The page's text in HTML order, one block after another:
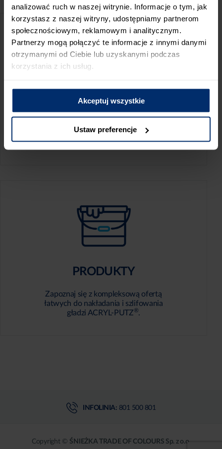
analizować ruch w naszej witrynie. Informacje o tym, jak
korzystasz z naszej witryny, udostępniamy partnerom
społecznościowym, reklamowym i analitycznym.
Partnerzy mogą połączyć te informacje z innymi danymi
otrzymanymi od Ciebie lub uzyskanymi podczas
korzystania z ich usług.
Akceptuj wszystkie
Ustaw preferencje
KALKULATOR ZUŻYCIA
Oblicz, jaką ilość produktów potrzebujesz,
aby perfekcyjnie wygładzić swoje ściany.
PRODUKTY
Zapoznaj się z kompleksową ofertą
łatwych do nakładania i szlifowania
gładzi ACRYL-PUTZ®.
INFOLINIA: 801 500 801
Copyright © ŚNIEŻKA TRADE OF COLOURS Sp. z o.o.